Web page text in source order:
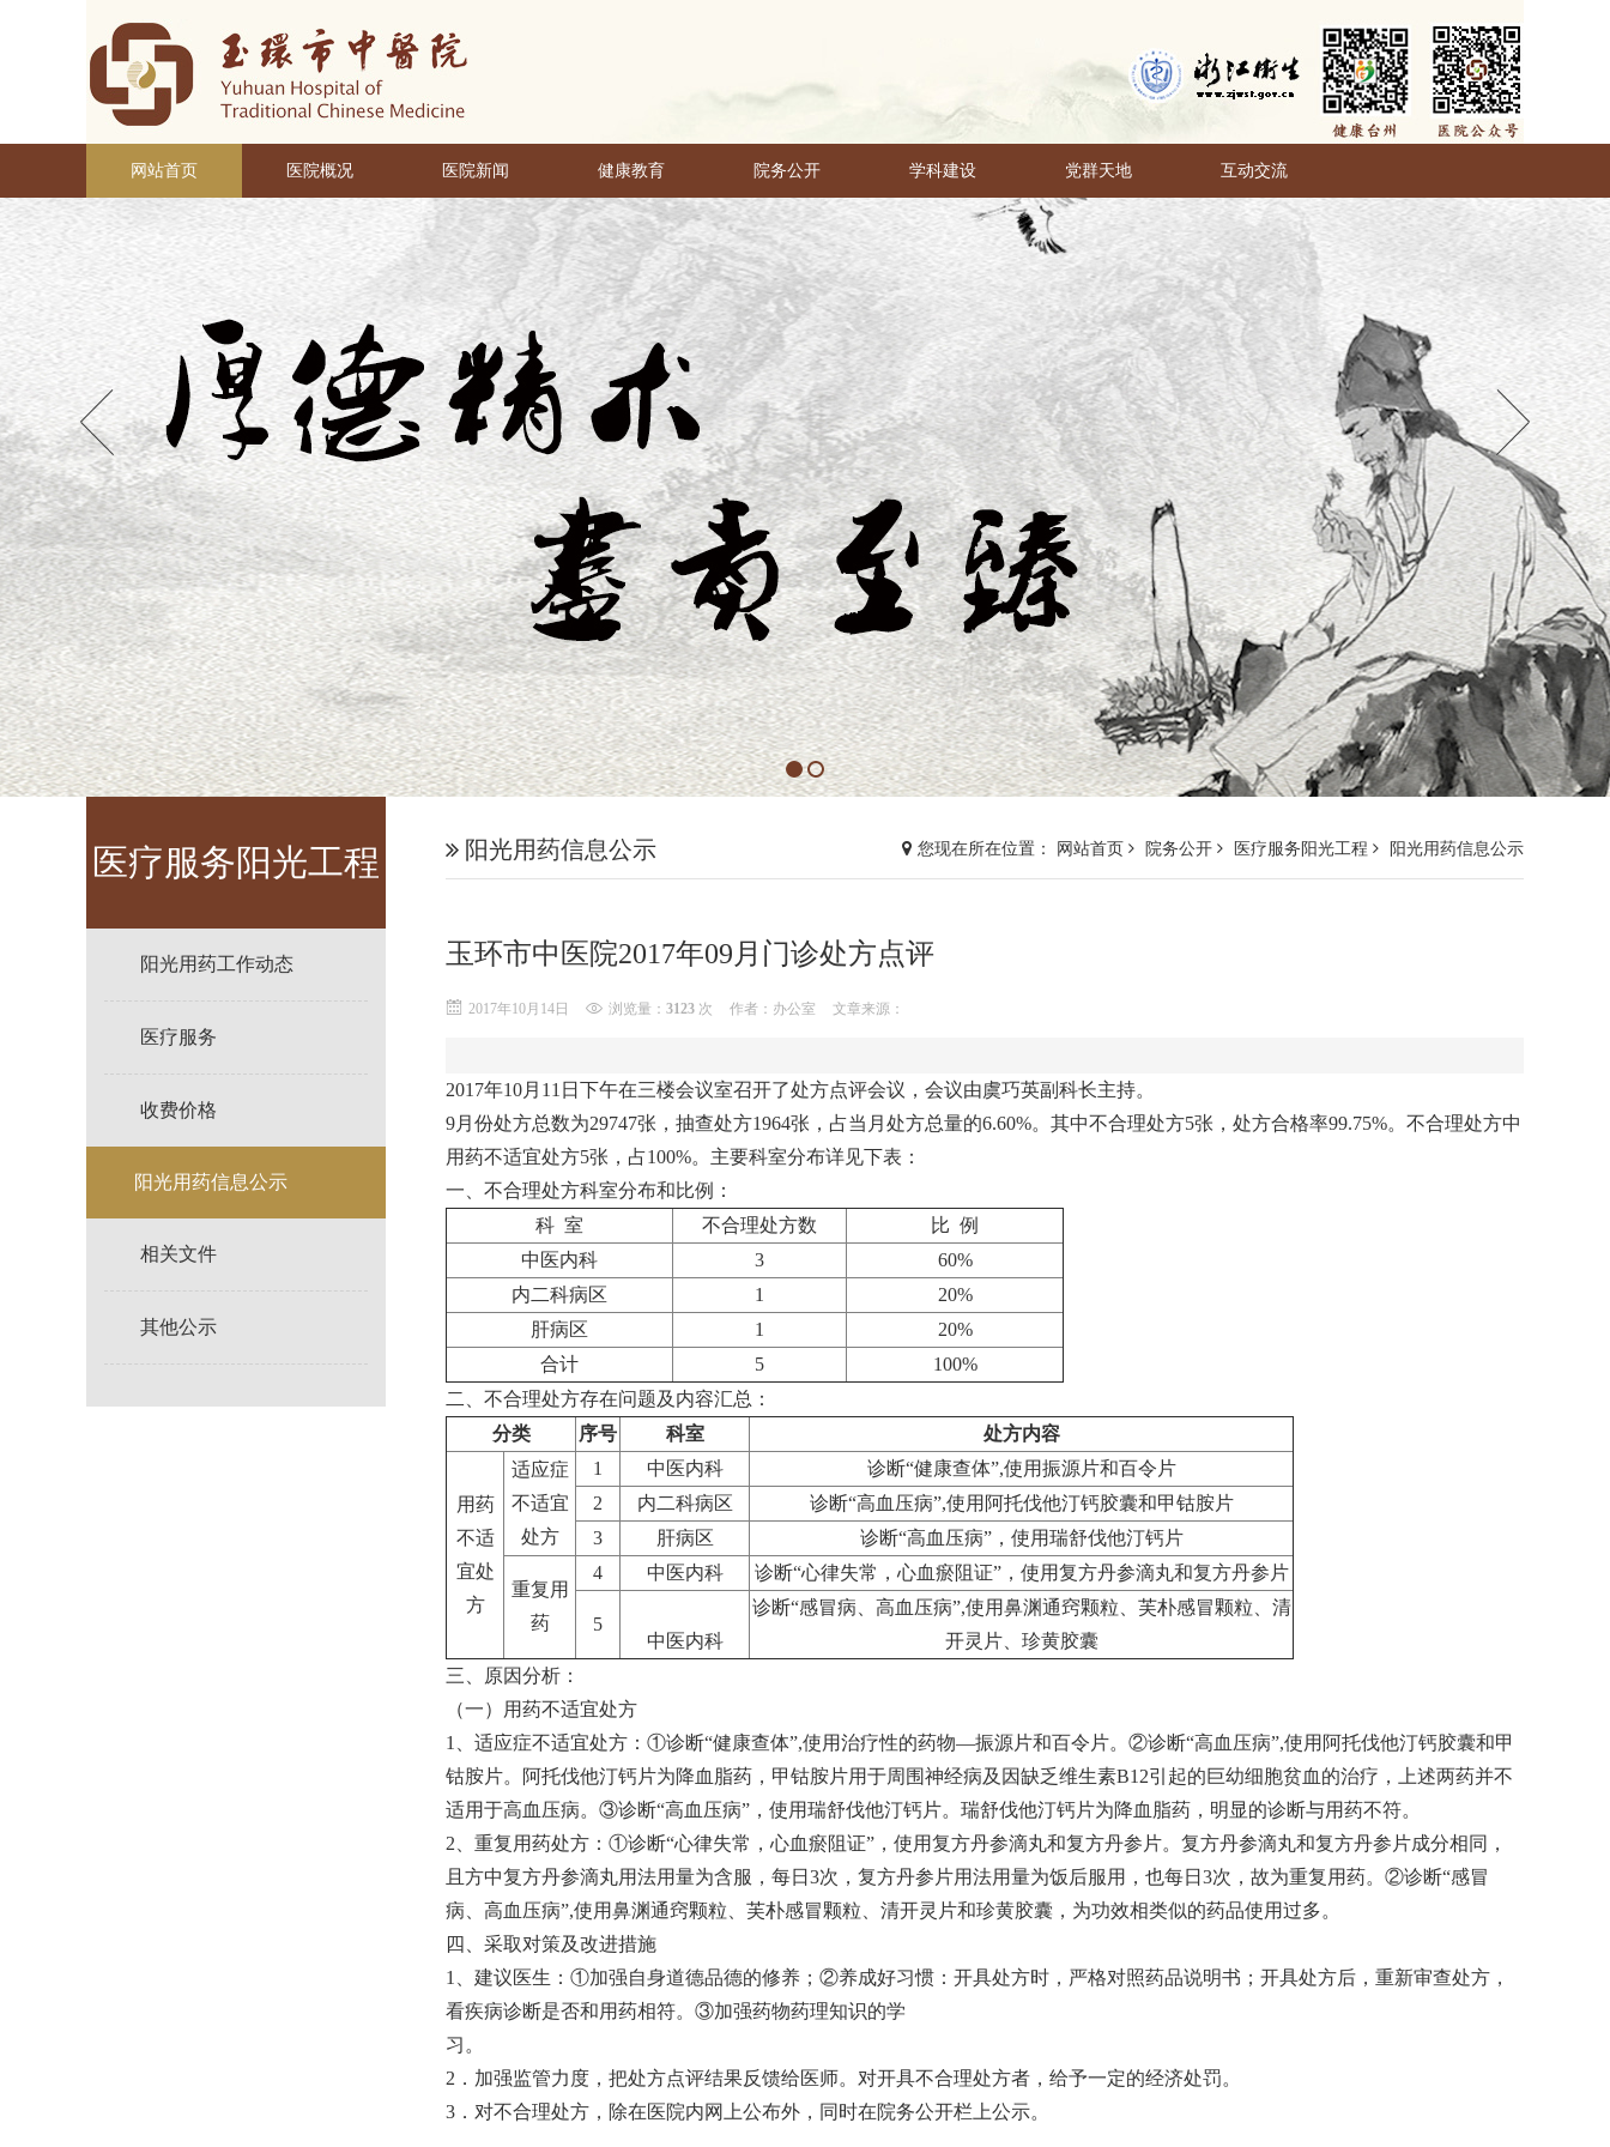
网站首页 医院概况 医院新闻 健康教育 院务公开 学科建设 党群天地 互动交流
医疗服务阳光工程
阳光用药工作动态
医疗服务
收费价格
阳光用药信息公示
相关文件
其他公示
您现在所在位置： 网站首页 院务公开 医疗服务阳光工程 阳光用药信息公示
阳光用药信息公示
玉环市中医院2017年09月门诊处方点评
2017年10月14日 浏览量： 3123 次 作者：办公室 文章来源：
2017年10月11日下午在三楼会议室召开了处方点评会议，会议由虞巧英副科长主持。
9月份处方总数为29747张，抽查处方1964张，占当月处方总量的6.60%。其中不合理处方5张，处方合格率99.75%。不合理处方中
用药不适宜处方5张，占100%。主要科室分布详见下表：
一、不合理处方科室分布和比例：
科 室
不合理处方数
比 例
中医内科
3
60%
内二科病区
1
20%
肝病区
1
20%
合计
5
100%
二、不合理处方存在问题及内容汇总：
分类
序号 科室 处方内容
用药
不适
宜处
方
适应症
不适宜
处方
1 中医内科
诊断“健康查体”,使用振源片和百令片
2
内二科病区
诊断“高血压病”,使用阿托伐他汀钙胶囊和甲钴胺片
3
肝病区 诊断“高血压病”，使用瑞舒伐他汀钙片
重复用
药
4 中医内科 诊断“心律失常，心血瘀阻证”，使用复方丹参滴丸和复方丹参片
5
中医内科
诊断“感冒病、高血压病”,使用鼻渊通窍颗粒、芙朴感冒颗粒、清
开灵片、珍黄胶囊
三、原因分析：
（一）用药不适宜处方
1、适应症不适宜处方：①诊断“健康查体”,使用治疗性的药物—振源片和百令片。②诊断“高血压病”,使用阿托伐他汀钙胶囊和甲
钴胺片。阿托伐他汀钙片为降血脂药，甲钴胺片用于周围神经病及因缺乏维生素B12引起的巨幼细胞贫血的治疗，上述两药并不
适用于高血压病。③诊断“高血压病”，使用瑞舒伐他汀钙片。瑞舒伐他汀钙片为降血脂药，明显的诊断与用药不符。
2、重复用药处方：①诊断“心律失常，心血瘀阻证”，使用复方丹参滴丸和复方丹参片。复方丹参滴丸和复方丹参片成分相同，
且方中复方丹参滴丸用法用量为含服，每日3次，复方丹参片用法用量为饭后服用，也每日3次，故为重复用药。②诊断“感冒
病、高血压病”,使用鼻渊通窍颗粒、芙朴感冒颗粒、清开灵片和珍黄胶囊，为功效相类似的药品使用过多。
四、采取对策及改进措施
1、建议医生：①加强自身道德品德的修养；②养成好习惯：开具处方时，严格对照药品说明书；开具处方后，重新审查处方，
看疾病诊断是否和用药相符。③加强药物药理知识的学
习。
2．加强监管力度，把处方点评结果反馈给医师。对开具不合理处方者，给予一定的经济处罚。
3．对不合理处方，除在医院内网上公布外，同时在院务公开栏上公示。